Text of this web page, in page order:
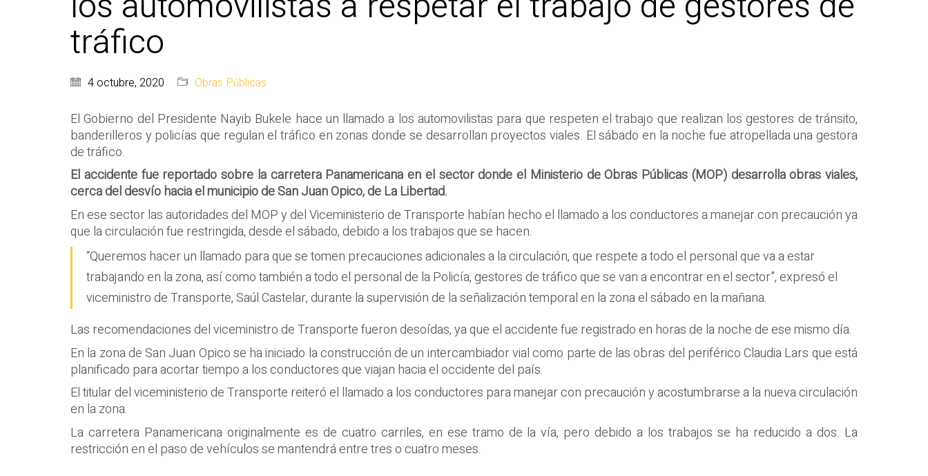
tráfico
4 octubre, 2020 Obras Públicas
El Gobierno del Presidente Nayib Bukele hace un llamado a los automovilistas para que respeten el trabajo que realizan los gestores de tránsito,
banderilleros y policías que regulan el tráfico en zonas donde se desarrollan proyectos viales. El sábado en la noche fue atropellada una gestora
de tráfico.
El accidente fue reportado sobre la carretera Panamericana en el sector donde el Ministerio de Obras Públicas (MOP) desarrolla obras viales,
cerca del desvío hacia el municipio de San Juan Opico, de La Libertad.
En ese sector las autoridades del MOP y del Viceministerio de Transporte habían hecho el llamado a los conductores a manejar con precaución ya
que la circulación fue restringida, desde el sábado, debido a los trabajos que se hacen.
“Queremos hacer un llamado para que se tomen precauciones adicionales a la circulación, que respete a todo el personal que va a estar
trabajando en la zona, así como también a todo el personal de la Policía, gestores de tráfico que se van a encontrar en el sector”, expresó el
viceministro de Transporte, Saúl Castelar, durante la supervisión de la señalización temporal en la zona el sábado en la mañana.
Las recomendaciones del viceministro de Transporte fueron desoídas, ya que el accidente fue registrado en horas de la noche de ese mismo día.
En la zona de San Juan Opico se ha iniciado la construcción de un intercambiador vial como parte de las obras del periférico Claudia Lars que está
planificado para acortar tiempo a los conductores que viajan hacia el occidente del país.
El titular del viceministerio de Transporte reiteró el llamado a los conductores para manejar con precaución y acostumbrarse a la nueva circulación
en la zona.
La carretera Panamericana originalmente es de cuatro carriles, en ese tramo de la vía, pero debido a los trabajos se ha reducido a dos. La
restricción en el paso de vehículos se mantendrá entre tres o cuatro meses.